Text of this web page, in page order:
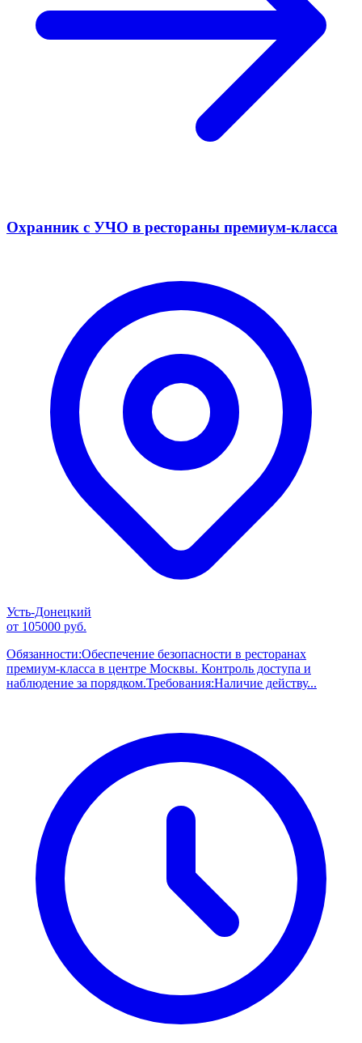
Охранник с УЧО в рестораны премиум-класса
Усть-Донецкий
от 105000 руб.
Обязанности:Обеспечение безопасности в ресторанах
премиум-класса в центре Москвы. Контроль доступа и
наблюдение за порядком.Требования:Наличие действу...